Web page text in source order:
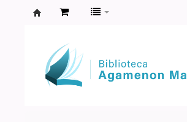
Agamenon
Magalhães